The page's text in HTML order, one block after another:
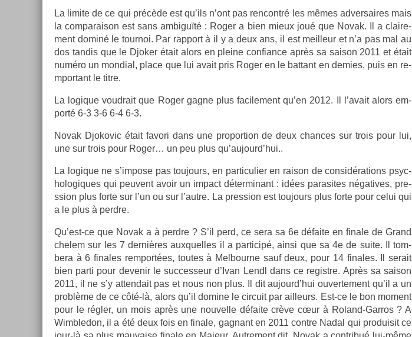
La li­mite de ce qui précède est qu’ils n’ont pas re­ncontré les mêmes ad­versaires mais
la com­paraison est sans am­biguïté : Roger a bien mieux joué que Novak. Il a claire­
ment dominé le tour­noi. Par rap­port à il y a deux ans, il est meil­leur et n’a pas mal au
dos tan­dis que le Djok­er était alors en pleine con­fian­ce après sa saison 2011 et était
numéro un mon­di­al, place que lui avait pris Roger en le bat­tant en de­m­ies, puis en re­
mpor­tant le titre.
La logique voud­rait que Roger gagne plus facile­ment qu’en 2012. Il l’avait alors em­
porté 6-3 3-6 6-4 6-3.
Novak Djokovic était favori dans une pro­por­tion de deux chan­ces sur trois pour lui,
une sur trois pour Roger… un peu plus qu’aujourd’hui..
La logique ne s’im­pose pas toujours, en par­ticuli­er en raison de con­sidéra­tions psyc­
hologiques qui peuvent avoir un im­pact déter­minant : idées para­sites négatives, pre­
ss­ion plus forte sur l’un ou sur l’autre. La pre­ss­ion est toujours plus forte pour celui qui
a le plus à per­dre.
Qu’est-ce que Novak a à per­dre ? S’il perd, ce sera sa 6e défaite en fin­ale de Grand
chelem sur les 7 dernières aux­quel­les il a par­ticipé, ainsi que sa 4e de suite. Il tom­
bera à 6 fin­ales re­mportées, toutes à Mel­bour­ne sauf deux, pour 14 fin­ales. Il serait
bien parti pour de­venir le suc­ces­seur d’Ivan Lendl dans ce re­gistre. Après sa saison
2011, il ne s’y at­tendait pas et nous non plus. Il dit aujourd’hui ouver­te­ment qu’il a un
problème de ce côté-là, alors qu’il domine le cir­cuit par ail­leurs. Est-ce le bon mo­ment
pour le régler, un mois après une nouvel­le défaite crève cœur à Roland-Garros ? A
Wimbledon, il a été deux fois en fin­ale, gag­nant en 2011 con­tre Nadal qui pro­duisit ce